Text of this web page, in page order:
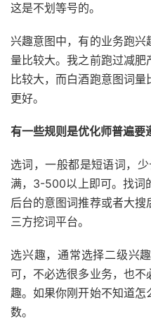
这是不划等号的。
兴趣意图中，有的业务跑兴
量比较大。我之前跑过减
比较大，而白酒跑意图词
更好。
有一些规则是优化师普遍要
选词，一般都是短语词，
满，3-500以上即可。找词
后台的意图词推荐或者大
三方挖词平台。
选兴趣，通常选择二级兴
可，不必选很多业务，也
趣。如果你刚开始不知道
数。